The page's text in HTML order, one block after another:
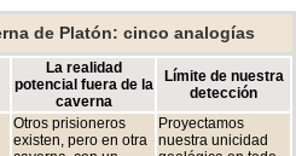
de Platón: cinco analogías
La realidad
potencial fuera de la
caverna
Límite de nuestra
detección
Otros prisioneros
existen, pero en otra
Proyectamos
nuestra unicidad